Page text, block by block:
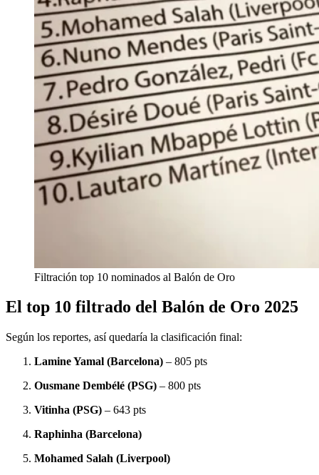
Filtración top 10 nominados al Balón de Oro
El top 10 filtrado del Balón de Oro 2025
Según los reportes, así quedaría la clasificación final:
Lamine Yamal (Barcelona) – 805 pts
Ousmane Dembélé (PSG) – 800 pts
Vitinha (PSG) – 643 pts
Raphinha (Barcelona)
Mohamed Salah (Liverpool)